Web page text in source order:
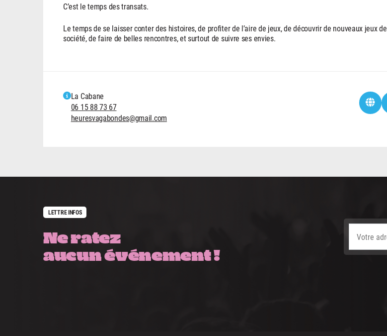
C’est le temps des transats.
Le temps de se laisser conter des histoires, de profiter de l’aire de jeux, de découvrir de nouveaux jeux de
société, de faire de belles rencontres, et surtout de suivre ses envies.
La Cabane
06 15 88 73 67
heuresvagabondes@gmail.com
LETTRE INFOS
Ne ratez
aucun événement !